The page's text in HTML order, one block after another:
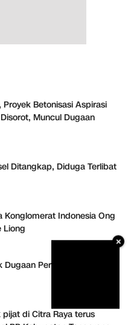
Betonisasi Aspirasi
Muncul Dugaan
Ditangkap, Diduga Terlibat
Konglomerat Indonesia Ong
Liong
Perakitan HP
di Citra Raya terus
×